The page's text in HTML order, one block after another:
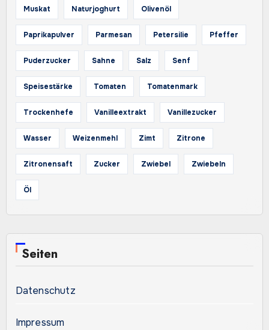
Muskat Naturjoghurt Olivenöl
Paprikapulver Parmesan Petersilie Pfeffer
Puderzucker Sahne Salz Senf
Speisestärke Tomaten Tomatenmark
Trockenhefe Vanilleextrakt Vanillezucker
Wasser Weizenmehl Zimt Zitrone
Zitronensaft Zucker Zwiebel Zwiebeln
Öl
Seiten
Datenschutz
Impressum